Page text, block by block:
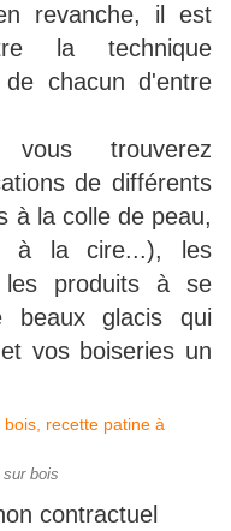
revanche, il est
la technique
chacun d'entre
trouverez
de différents
à la colle de peau,
à la cire...), les
produits à se
beaux glacis qui
vos boiseries un
bois
contractuel